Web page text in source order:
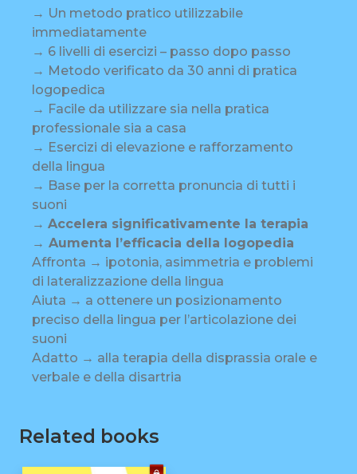
→ Un metodo pratico utilizzabile
immediatamente
→ 6 livelli di esercizi – passo dopo passo
→ Metodo verificato da 30 anni di pratica
logopedica
→ Facile da utilizzare sia nella pratica
professionale sia a casa
→ Esercizi di elevazione e rafforzamento
della lingua
→ Base per la corretta pronuncia di tutti i
suoni
→ Accelera significativamente la terapia
→ Aumenta l’efficacia della logopedia
Affronta → ipotonia, asimmetria e problemi
di lateralizzazione della lingua
Aiuta → a ottenere un posizionamento
preciso della lingua per l’articolazione dei
suoni
Adatto → alla terapia della disprassia orale e
verbale e della disartria
Related books